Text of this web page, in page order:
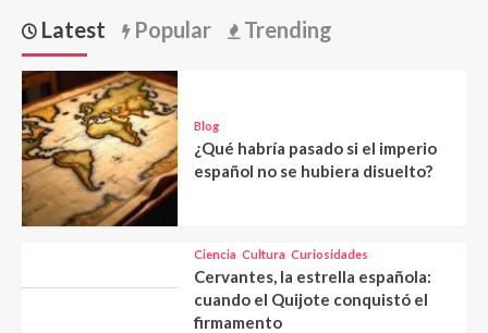
Latest Popular Trending
Blog
¿Qué habría pasado si el imperio
español no se hubiera disuelto?
Ciencia Cultura Curiosidades
Cervantes, la estrella española:
cuando el Quijote conquistó el
firmamento